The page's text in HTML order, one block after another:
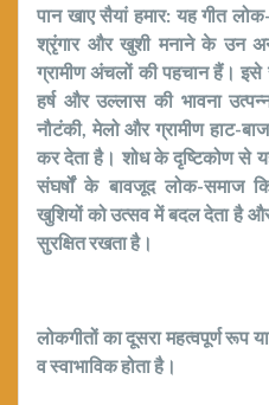
पान खाए सैयां हमार: यह गीत
श्रृंगार और खुशी मनाने के उन
ग्रामीण अंचलों की पहचान हैं।
हर्ष और उल्लास की भावना
नौटंकी, मेलो और ग्रामीण हाट-
कर देता है। शोध के दृष्टिकोण से
संघर्षों के बावजूद लोक-समाज
खुशियों को उत्सव में बदल देता है
सुरक्षित रखता है।
लोकगीतों का दूसरा महत्वपूर्ण रूप
व स्वाभाविक होता है।